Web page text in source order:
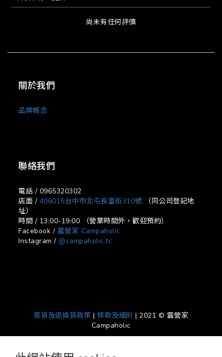
尚未有任何評價
關於我們
品牌概念
聯絡我們
電話 / 0965320302
店面 / 406015台中市北屯長富街310號（同公司登記地
址）
時間 / 13:00-19:00 （營業時間外，歡迎預約）
Facebook / 露營家 Campaholic
Instagram / @campaholic.tc
寄貨及退換貨政策 |條款及細則 | 2021 © 露營家
Campaholic